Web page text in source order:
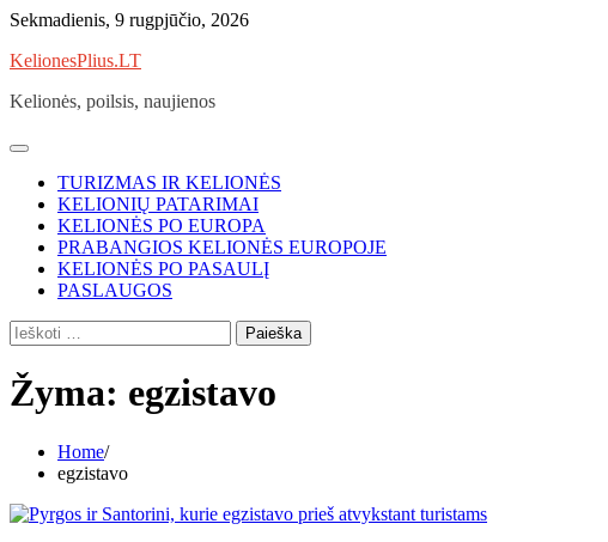
Skip
content
Sekmadienis, 9 rugpjūčio, 2026
KelionesPlius.LT
Kelionės, poilsis, naujienos
TURIZMAS IR KELIONĖS
KELIONIŲ PATARIMAI
KELIONĖS PO EUROPA
PRABANGIOS KELIONĖS EUROPOJE
KELIONĖS PO PASAULĮ
PASLAUGOS
Ieškoti:
Žyma: egzistavo
Home
egzistavo